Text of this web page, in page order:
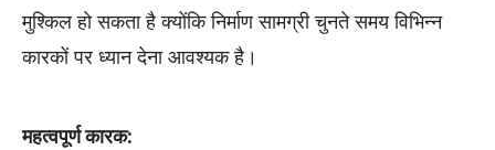
मुश्किल हो सकता है क्योंकि निर्माण सामग्री चुनते समय विभिन्न
कारकों पर ध्यान देना आवश्यक है।
महत्वपूर्ण कारक: